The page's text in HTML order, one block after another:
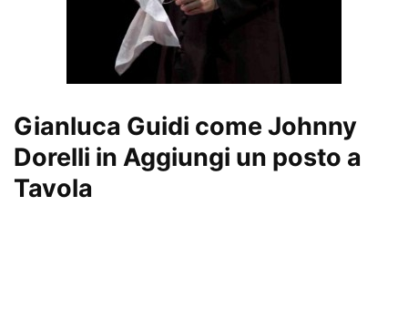
Gianluca Guidi come Johnny
Dorelli in Aggiungi un posto a
Tavola